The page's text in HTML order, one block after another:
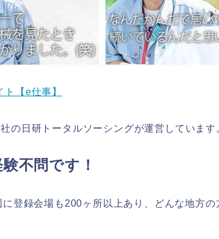
【e仕事】
の日研トータルソーシングが運営しています
不問です！
登録会場も200ヶ所以上あり、どんな地方の